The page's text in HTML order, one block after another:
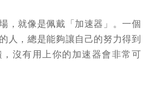
，就像是佩戴「加速器」。一個
人，總是能夠讓自己的努力得到
沒有用上你的加速器會非常可